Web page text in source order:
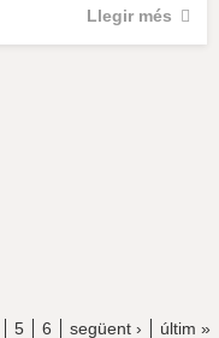
Llegir més
5 6 següent › últim »